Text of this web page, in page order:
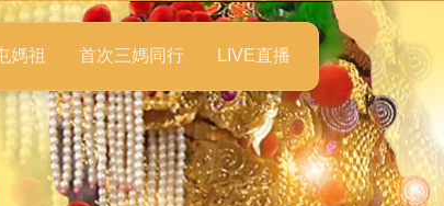
媽祖 首次三媽同行 LIVE直播